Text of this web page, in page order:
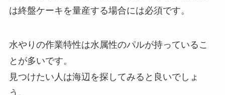
は終盤ケーキを量産する場合には必須です。
水やりの作業特性は水属性のパルが持っているこ
とが多いです。
見つけたい人は海辺を探してみると良いでしょ
う。